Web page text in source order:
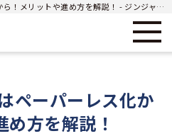
DXの初めの一歩はペーパーレス化から！メリットや進め方を解説！ - ジンジャー（jinjer）｜統合型人事システム
ペーパーレス化か
方を解説！